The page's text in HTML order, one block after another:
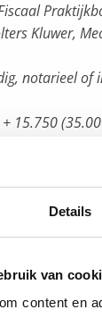
Details
van
content en
Kluwer,
notarieel of
15.750
15.000 x 22%
15.000
15.000
450 euro